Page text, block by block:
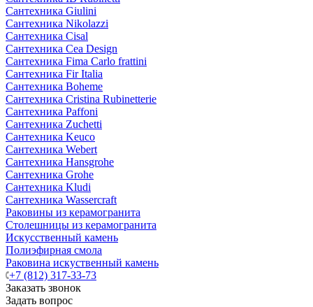
Сантехника Giulini
Сантехника Nikolazzi
Сантехника Cisal
Сантехника Cea Design
Сантехника Fima Carlo frattini
Сантехника Fir Italia
Сантехника Boheme
Сантехника Cristina Rubinetterie
Сантехника Paffoni
Сантехника Zuchetti
Сантехника Keuco
Сантехника Webert
Сантехника Hansgrohe
Сантехника Grohe
Сантехника Kludi
Сантехника Wassercraft
Раковины из керамогранита
Столешницы из керамогранита
Искусственный камень
Полиэфирная смола
Раковина искуственный камень
+7 (812) 317-33-73
Заказать звонок
Задать вопрос